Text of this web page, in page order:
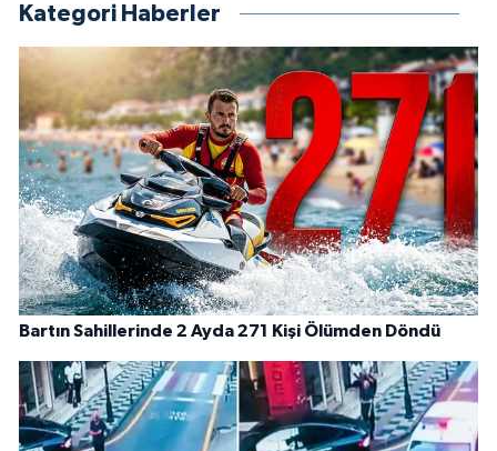
Kategori Haberler
Bartın Sahillerinde 2 Ayda 271 Kişi Ölümden Döndü